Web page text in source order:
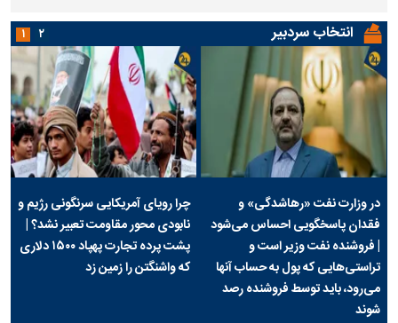
انتخاب سردبیر
در وزارت نفت «رهاشدگی» و
فقدان پاسخگویی احساس می‌شود
| فروشنده نفت وزیر است و
تراستی‌هایی که پول به حساب آنها
می‌رود، باید توسط فروشنده رصد
شوند
چرا رویای آمریکایی سرنگونی رژیم و
نابودی محور مقاومت تعبیر نشد؟ |
پشت پرده تجارت پهپاد‌ ۱۵۰۰ دلاری
که واشنگتن را زمین زد
۱ ۲